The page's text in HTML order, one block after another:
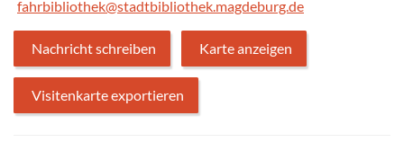
fahrbibliothek@stadtbibliothek.magdeburg.de
Nachricht schreiben Karte anzeigen
Visitenkarte exportieren